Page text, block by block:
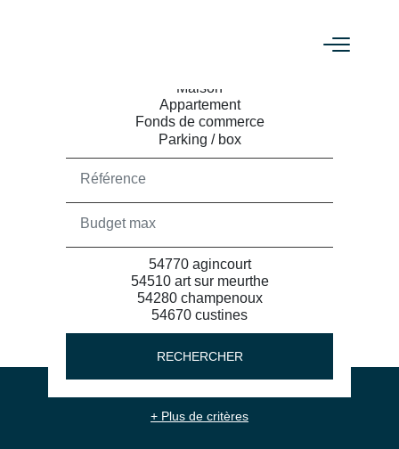
RECHERCHER
+ Plus de critères